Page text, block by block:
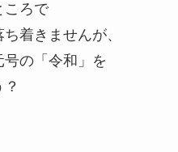
ころで
着きませんが、
の「 令和 」を